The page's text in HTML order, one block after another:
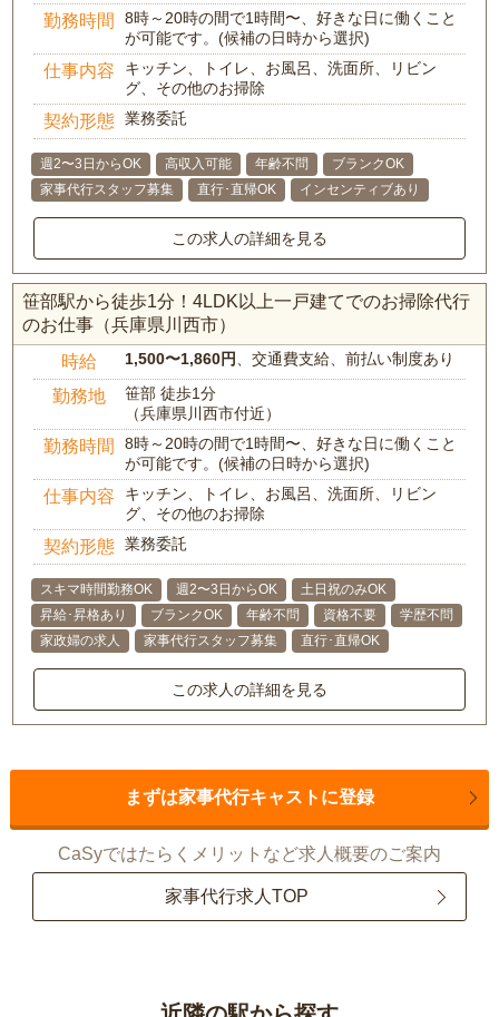
勤務時間
8時～20時の間で1時間〜、好きな日に働くこと
が可能です。(候補の日時から選択)
仕事内容
キッチン、トイレ、お風呂、洗面所、リビン
グ、その他のお掃除
契約形態 業務委託
週2〜3日からOK 高収入可能 年齢不問
ブランクOK
家事代行スタッフ募集
直行･直帰OK インセンティブあり
この求人の詳細を見る
笹部駅から徒歩1分！4LDK以上一戸建てでのお掃除代行
のお仕事（兵庫県川西市）
時給 1,500〜1,860円 、交通費支給、前払い制度あり
勤務地
笹部 徒歩1分
（兵庫県川西市付近）
勤務時間
8時～20時の間で1時間〜、好きな日に働くこと
が可能です。(候補の日時から選択)
仕事内容
キッチン、トイレ、お風呂、洗面所、リビン
グ、その他のお掃除
契約形態 業務委託
スキマ時間勤務OK 週2〜3日からOK
土日祝のみOK
昇給･昇格あり
ブランクOK 年齢不問 資格不要
学歴不問
家政婦の求人
家事代行スタッフ募集 直行･直帰OK
この求人の詳細を見る
まずは家事代行キャストに登録
CaSyではたらくメリットなど求人概要のご案内
家事代行求人TOP